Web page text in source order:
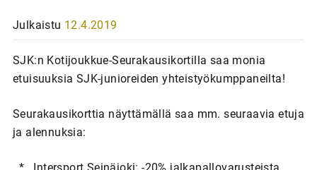
Julkaistu 12.4.2019
SJK:n Kotijoukkue-Seurakausikortilla saa monia
etuisuuksia SJK-junioreiden yhteistyökumppaneilta!
Seurakausikorttia näyttämällä saa mm. seuraavia etuja
ja alennuksia: